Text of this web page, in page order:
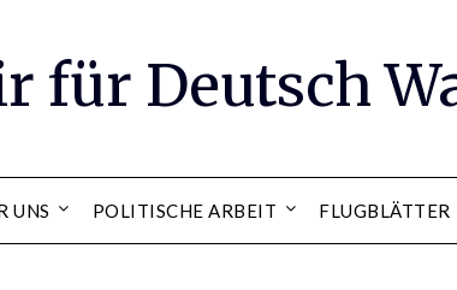
für Deutsch
UNS POLITISCHE ARBEIT FLUGBLÄTTER